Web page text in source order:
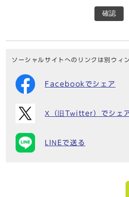
確認
ソーシャルサイトへのリンクは別ウィ
Facebookでシェア
X（旧Twitter）でシェ
LINEで送る